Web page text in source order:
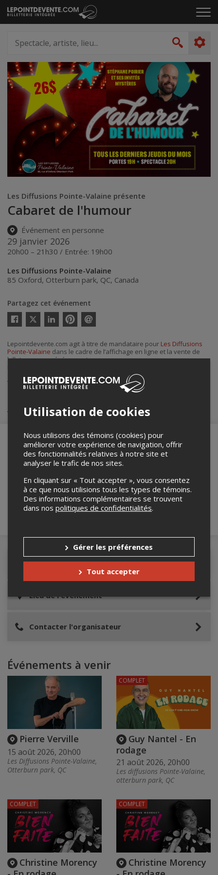
Passer
au
le
artiste,
lieu...
Les Diffusions Pointe-Valaine présente
Cabaret de l'humour
Événement en personne
29 janvier 2026
20h00 – 21h30 / Entrée: 19h00
Les Diffusions Pointe-Valaine
85 Oxford, Otterburn park, QC, Canada
Partagez cet événement
Twitter
courriel
Lepointdevente.com agit à titre de mandataire pour Les Diffusions
Pointe-Valaine dans le cadre de l’affichage en ligne et la vente de
billets pour ses événements.
contacter l’organisateur de l’événement, Les Diffusions Pointe-
Valaine, àadjointe@pointevalaine.ca.
Achat de billets
Merci de confirmer que vous n'êtes pas un
Détails de l'événement
Lieu de l'événement
Contacter l'organisateur
Événements à venir
Pierre Verville
15 août 2026, 20h00
Les Diffusions Pointe-Valaine,
Otterburn park, QC
Guy Nantel - En
rodage
21 août 2026, 20h00
Les diffusions Pointe-Valaine,
otterburn park, QC
COMPLET
Christine Morency
COMPLET
Christine Morency
COMPLET
Utilisation de cookies
Nous utilisons des témoins (cookies) pour
améliorer votre expérience de navigation, offrir
des fonctionnalités relatives à notre site et
analyser le trafic de nos sites.
En cliquant sur « Tout accepter », vous consentez
à ce que nous utilisions tous les types de témoins.
Des informations complémentaires se trouvent
dans nos politiques de confidentialités.
Gérer les préférences
Tout accepter